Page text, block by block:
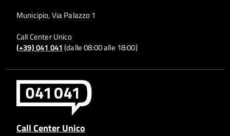
Municipio, Via Palazzo 1
Call Center Unico
(+39) 041 041(dalle 08:00 alle 18:00)
Call Center Unico